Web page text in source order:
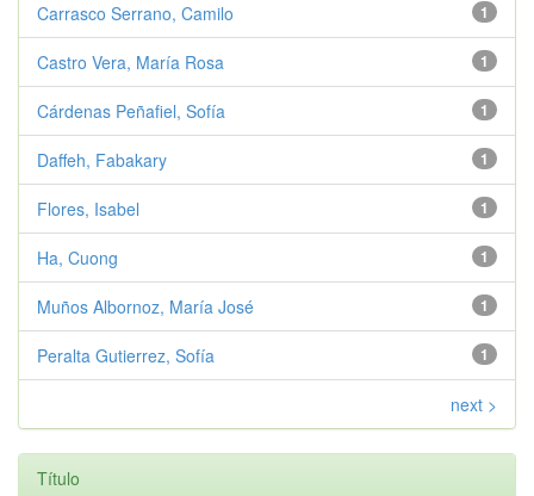
1
Carrasco Serrano, Camilo
1
Castro Vera, María Rosa
1
Cárdenas Peñafiel, Sofía
1
Daffeh, Fabakary
1
Flores, Isabel
1
Ha, Cuong
1
Muños Albornoz, María José
1
Peralta Gutierrez, Sofía
next >
Título